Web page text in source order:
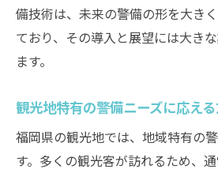
備技術は、未来の警備の形を大き
ており、その導入と展望には大き
ます。
観光地特有の警備ニーズに応え
福岡県の観光地では、地域特有の
す。多くの観光客が訪れるため、